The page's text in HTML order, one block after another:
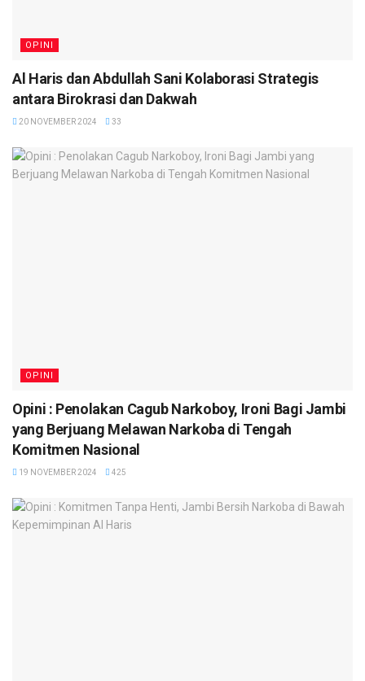
OPINI
Al Haris dan Abdullah Sani Kolaborasi Strategis
antara Birokrasi dan Dakwah
20 NOVEMBER 2024 33
OPINI
Opini : Penolakan Cagub Narkoboy, Ironi Bagi Jambi
yang Berjuang Melawan Narkoba di Tengah
Komitmen Nasional
19 NOVEMBER 2024 425